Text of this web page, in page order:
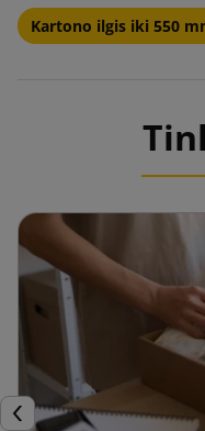
Kartono ilgis iki 550